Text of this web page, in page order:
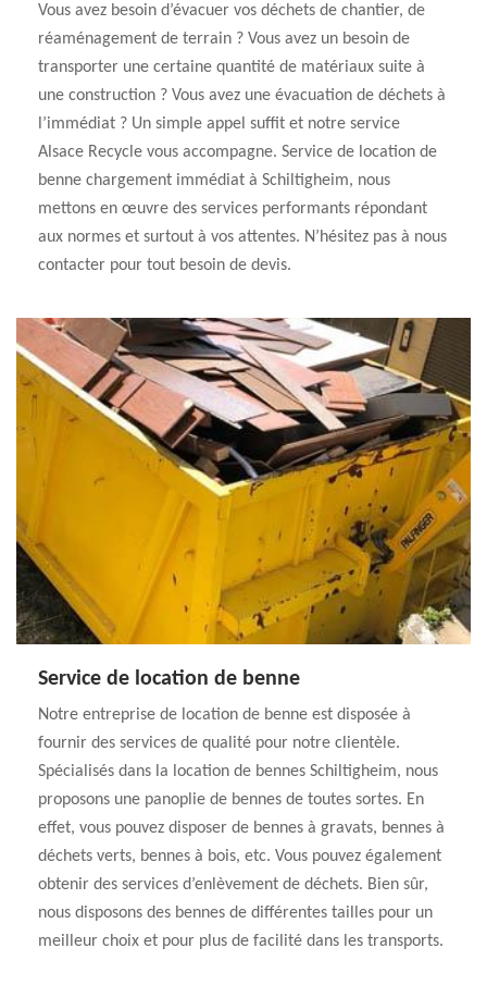
Vous avez besoin d’évacuer vos déchets de chantier, de
réaménagement de terrain ? Vous avez un besoin de
transporter une certaine quantité de matériaux suite à
une construction ? Vous avez une évacuation de déchets à
l’immédiat ? Un simple appel suffit et notre service
Alsace Recycle vous accompagne. Service de location de
benne chargement immédiat à Schiltigheim, nous
mettons en œuvre des services performants répondant
aux normes et surtout à vos attentes. N’hésitez pas à nous
contacter pour tout besoin de devis.
Service de location de benne
Notre entreprise de location de benne est disposée à
fournir des services de qualité pour notre clientèle.
Spécialisés dans la location de bennes Schiltigheim, nous
proposons une panoplie de bennes de toutes sortes. En
effet, vous pouvez disposer de bennes à gravats, bennes à
déchets verts, bennes à bois, etc. Vous pouvez également
obtenir des services d’enlèvement de déchets. Bien sûr,
nous disposons des bennes de différentes tailles pour un
meilleur choix et pour plus de facilité dans les transports.